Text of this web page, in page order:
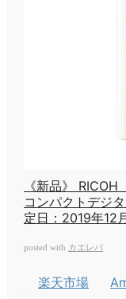
《新品》
コンパクトデジ
定日：2019年12
posted with カエレバ
楽天市場